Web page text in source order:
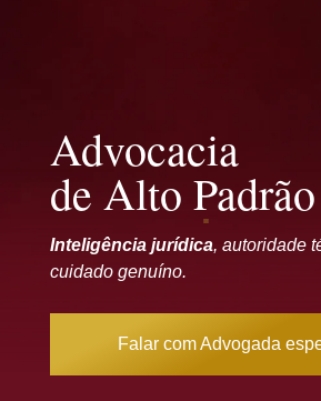
Advocacia
de Alto Padrão
Inteligência jurídica, autoridade
cuidado genuíno.
Falar com Advogada